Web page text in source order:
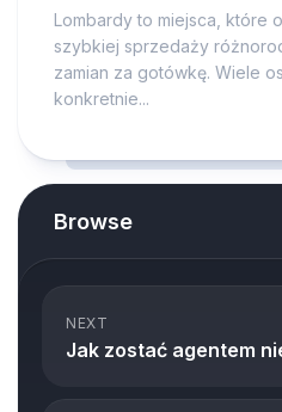
Lombardy to miejsca, które
szybkiej sprzedaży
zamian za gotówkę. Wiele
konkretnie...
Browse
NEXT
Jak zostać agentem